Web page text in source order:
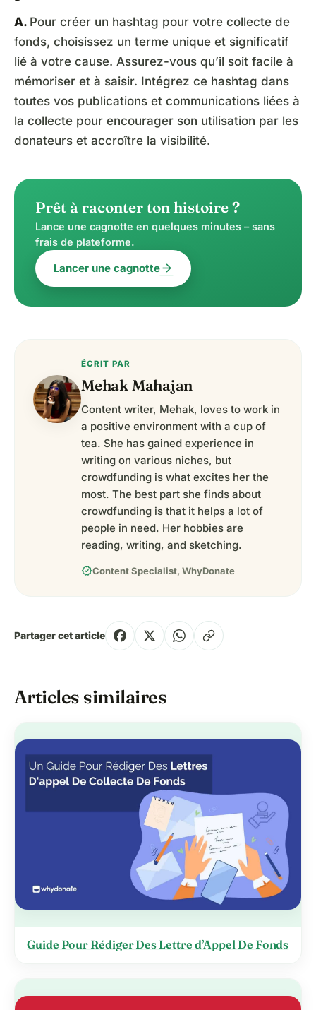
A. Pour créer un hashtag pour votre collecte de
fonds, choisissez un terme unique et significatif
lié à votre cause. Assurez-vous qu’il soit facile à
mémoriser et à saisir. Intégrez ce hashtag dans
toutes vos publications et communications liées à
la collecte pour encourager son utilisation par les
donateurs et accroître la visibilité.
Prêt à raconter ton histoire ?
Lance une cagnotte en quelques minutes – sans
frais de plateforme.
Lancer une cagnottearrow_forward
ÉCRIT PAR
Mehak Mahajan
Content writer, Mehak, loves to work in
a positive environment with a cup of
tea. She has gained experience in
writing on various niches, but
crowdfunding is what excites her the
most. The best part she finds about
crowdfunding is that it helps a lot of
people in need. Her hobbies are
reading, writing, and sketching.
verifiedContent Specialist, WhyDonate
Partager cet article
Articles similaires
Guide Pour Rédiger Des Lettre d’Appel De Fonds